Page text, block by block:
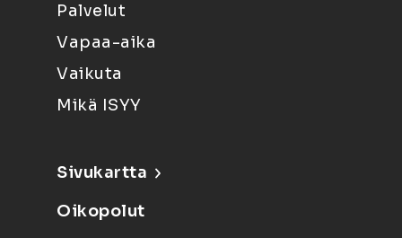
Palvelut
Vapaa-aika
Vaikuta
Mikä ISYY
Sivukartta
Oikopolut